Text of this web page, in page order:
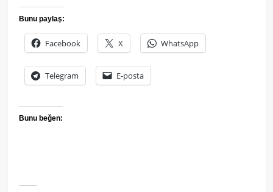
Bunu paylaş:
Facebook X WhatsApp
Telegram E-posta
Bunu beğen: